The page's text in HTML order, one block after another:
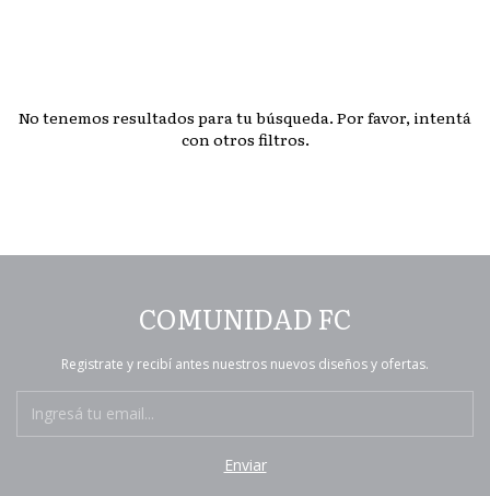
No tenemos resultados para tu búsqueda. Por favor, intentá
con otros filtros.
COMUNIDAD FC
Registrate y recibí antes nuestros nuevos diseños y ofertas.